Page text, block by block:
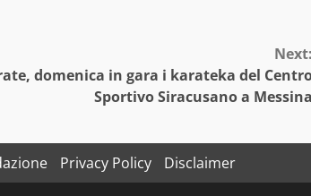
Next:
domenica in gara i karateka del
Sportivo Siracusano a Messina
Privacy Policy
Disclaimer